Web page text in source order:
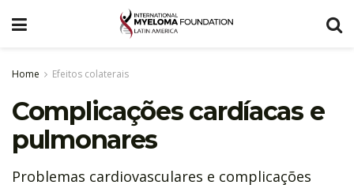
Home Efeitos colaterais
Complicações cardíacas e
pulmonares
Problemas cardiovasculares e complicações